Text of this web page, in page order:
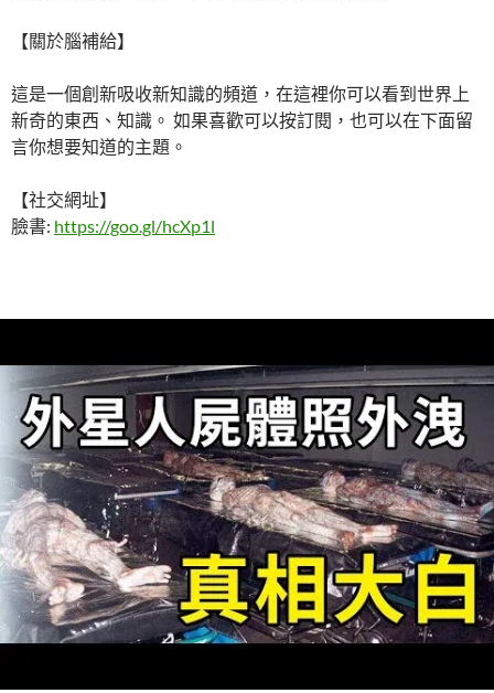
【關於腦補給】
這是一個創新吸收新知識的頻道，在這裡你可以看到世界上
新奇的東西、知識。 如果喜歡可以按訂閱，也可以在下面留
言你想要知道的主題。
【社交網址】
臉書: https://goo.gl/hcXp1l